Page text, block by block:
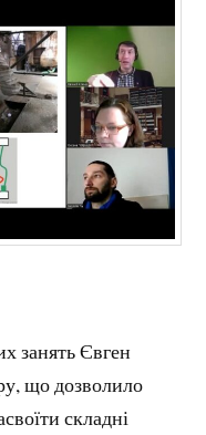
занять Євген
що дозволило
складні